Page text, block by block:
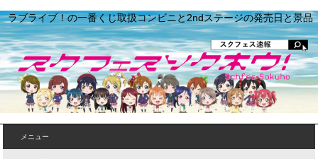
ラブライブ！の一番くじ取扱コンビニと2ndステージの発売日と景品
メニュー